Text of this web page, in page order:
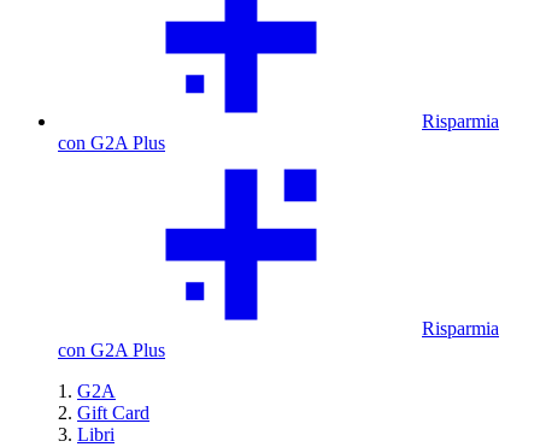
Risparmia
con G2A Plus
Risparmia
con G2A Plus
G2A
Gift Card
Libri